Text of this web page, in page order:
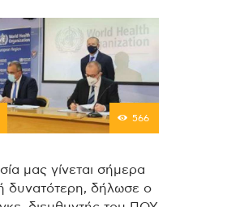
566
μας γίνεται σήμερα
δυνατότερη, δήλωσε ο